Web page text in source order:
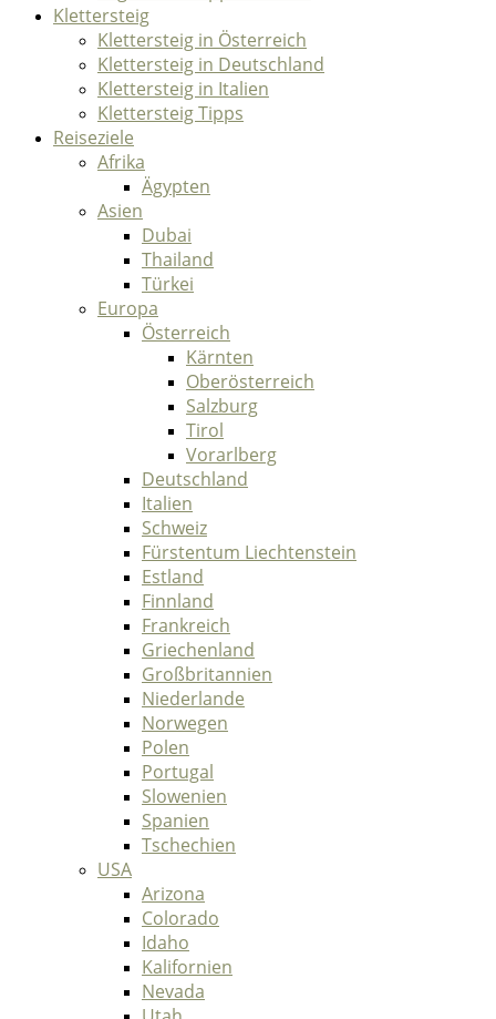
Klettersteig
Klettersteig in Österreich
Klettersteig in Deutschland
Klettersteig in Italien
Klettersteig Tipps
Reiseziele
Afrika
Ägypten
Asien
Dubai
Thailand
Türkei
Europa
Österreich
Kärnten
Oberösterreich
Salzburg
Tirol
Vorarlberg
Deutschland
Italien
Schweiz
Fürstentum Liechtenstein
Estland
Finnland
Frankreich
Griechenland
Großbritannien
Niederlande
Norwegen
Polen
Portugal
Slowenien
Spanien
Tschechien
USA
Arizona
Colorado
Idaho
Kalifornien
Nevada